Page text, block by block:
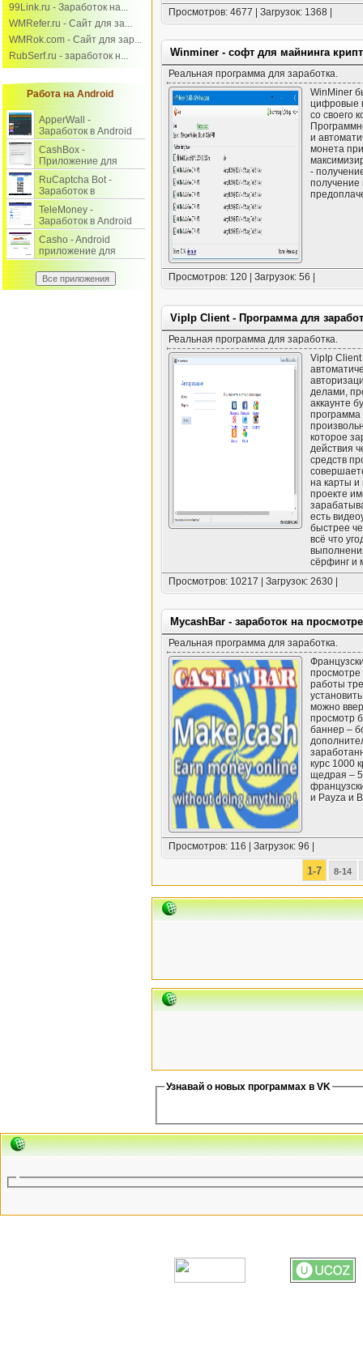
99Link.ru - Заработок на...
WMRefer.ru - Сайт для за...
WMRok.com - Сайт для зар...
RubSerf.ru - заработок н...
Работа на Android
ApperWall -
Заработок в Android
приложении и на
сайте.
CashBox -
Приложение для
заработка на
выполнении заданий.
RuCaptcha Bot -
Заработок в
интернете на вводе
капчи через Android.
TeleMoney -
Заработок в Android
на выполнении
заданий.
Casho - Android
приложение для
заработка на
заданиях.
Просмотров: 4677 | Загрузок: 1368 |
Winminer - софт для майнинга
Реальная программа для заработка.
WinMiner
цифровые
со своего
и
монета
-
получение
Просмотров: 120 | Загрузок: 56 |
VipIp Client - Программа для
Реальная программа для заработка.
VipIp
делами,
аккаунте
программа
которое
действия
средств
на карты и
проекте
есть
быстрее
всё что
сёрфинг и
Просмотров: 10217 | Загрузок: 2630 |
MycashBar - заработок на
Реальная программа для заработка.
работы
можно
просмотр
баннер –
курс 1000
щедрая –
и Payza и
Просмотров: 116 | Загрузок: 96 |
1-7 8-14
Узнавай о новых программах в VK